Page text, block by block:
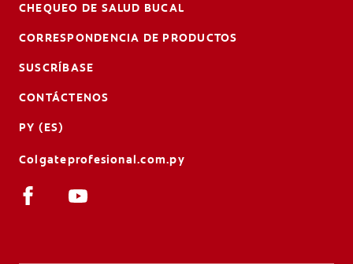
CHEQUEO DE SALUD BUCAL
CORRESPONDENCIA DE PRODUCTOS
SUSCRÍBASE
CONTÁCTENOS
PY (ES)
Colgateprofesional.com.py